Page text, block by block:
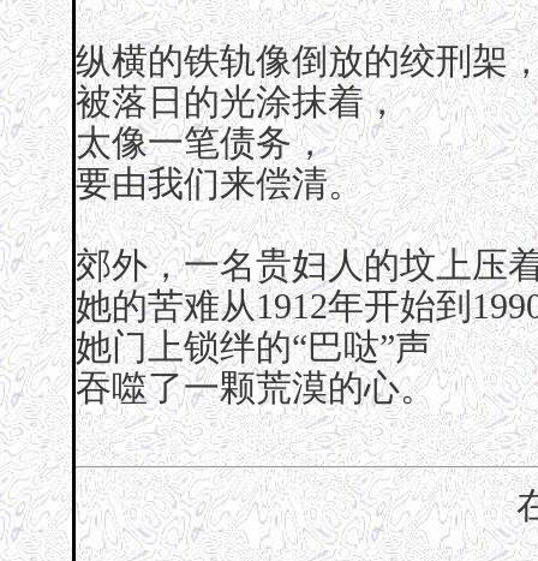
纵横的铁轨像倒放的绞刑架
被落日的光涂抹着，
太像一笔债务，
要由我们来偿清。
郊外，一名贵妇人的坟上压
她的苦难从1912年开始到
她门上锁绊的“巴哒”声
吞噬了一颗荒漠的心。